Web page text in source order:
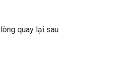
quay lại sau